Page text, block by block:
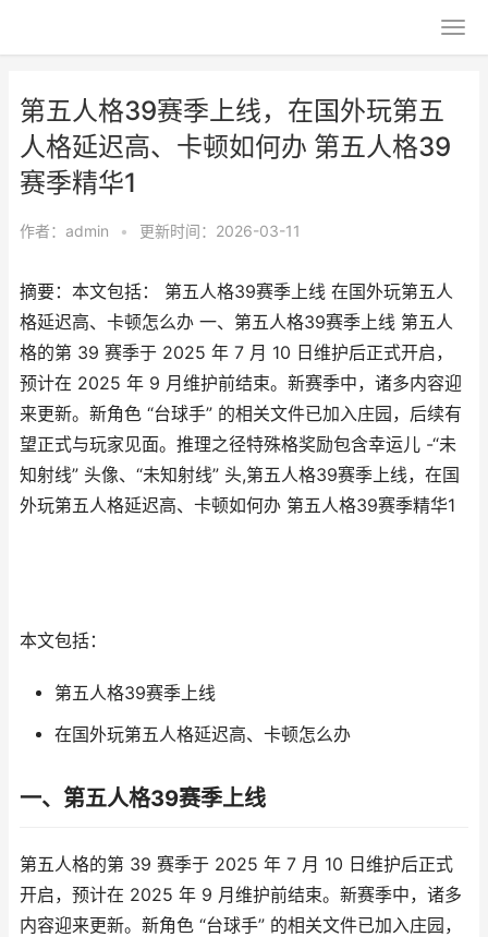
第五人格39赛季上线，在国外玩第五
人格延迟高、卡顿如何办 第五人格39
赛季精华1
作者： admin • 更新时间：2026-03-11
摘要：本文包括： 第五人格39赛季上线 在国外玩第五人
格延迟高、卡顿怎么办 一、第五人格39赛季上线 第五人
格的第 39 赛季于 2025 年 7 月 10 日维护后正式开启，
预计在 2025 年 9 月维护前结束。新赛季中，诸多内容迎
来更新。新角色 “台球手” 的相关文件已加入庄园，后续有
望正式与玩家见面。推理之径特殊格奖励包含幸运儿 -“未
知射线” 头像、“未知射线” 头,第五人格39赛季上线，在国
外玩第五人格延迟高、卡顿如何办 第五人格39赛季精华1
本文包括：
第五人格39赛季上线
在国外玩第五人格延迟高、卡顿怎么办
一、第五人格39赛季上线
第五人格的第 39 赛季于 2025 年 7 月 10 日维护后正式
开启，预计在 2025 年 9 月维护前结束。新赛季中，诸多
内容迎来更新。新角色 “台球手” 的相关文件已加入庄园，